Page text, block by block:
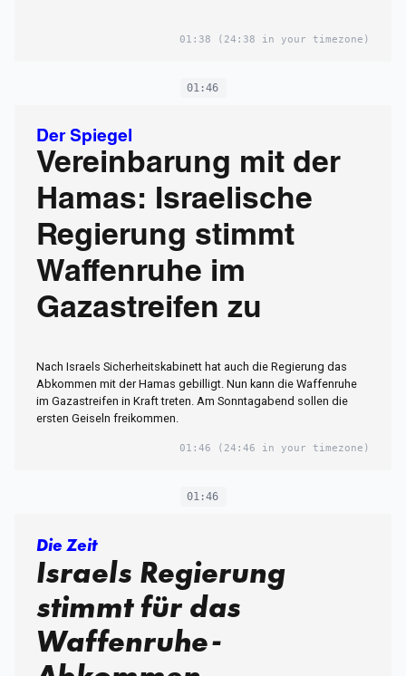
01:38 (24:38 in your timezone)
01:46
Der Spiegel
Vereinbarung mit der
Hamas: Israelische
Regierung stimmt
Waffenruhe im
Gazastreifen zu
Nach Israels Sicherheitskabinett hat auch die Regierung das
Abkommen mit der Hamas gebilligt. Nun kann die Waffenruhe
im Gazastreifen in Kraft treten. Am Sonntagabend sollen die
ersten Geiseln freikommen.
01:46 (24:46 in your timezone)
01:46
Die Zeit
Israels Regierung
stimmt für das
Waffenruhe-